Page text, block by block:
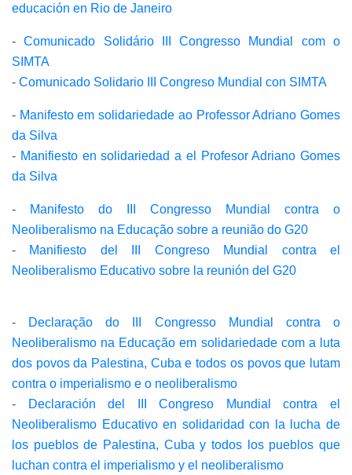
educación en Rio de Janeiro
-Comunicado Solidário III Congresso Mundial com o
SIMTA
- Comunicado Solidario III Congreso Mundial con SIMTA
- Manifesto em solidariedade ao Professor Adriano Gomes
da Silva
- Manifiesto en solidariedad a el Profesor Adriano Gomes
da Silva
-
Manifesto do III Congresso Mundial contra o
Neoliberalismo na Educação sobre a reunião do G20
- Manifiesto del III Congreso Mundial contra el
Neoliberalismo Educativo sobre la reunión del G20
-
Declaração do III Congresso Mundial contra o
Neoliberalismo na Educação em solidariedade com a luta
dos povos da Palestina, Cuba e todos os povos que lutam
contra o imperialismo e o neoliberalismo
-
Declaración del III Congreso Mundial contra el
Neoliberalismo Educativo en solidaridad con la lucha de
los pueblos de Palestina, Cuba y todos los pueblos que
luchan contra el imperialismo y el neoliberalismo